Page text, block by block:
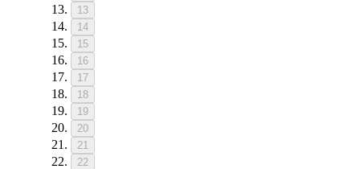
13
14
15
16
17
18
19
20
21
22